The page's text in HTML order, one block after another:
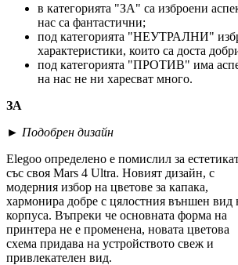
в категорията "ЗА" са изброени
нас са фантастични;
под категорията "НЕУТРАЛНИ"
характеристики, които са доста
под категорията "ПРОТИВ" има
на нас не ни харесват много.
ЗА
► Подобрен дизайн
Elegoo определено е помислил за
със своя Mars 4 Ultra. Новият дизайн, с
модерния избор на цветове за капака,
хармонира добре с цялостния външен вид
корпуса. Въпреки че основната форма на
принтера не е променена, новата цветова
схема придава на устройството свеж и
привлекателен вид.